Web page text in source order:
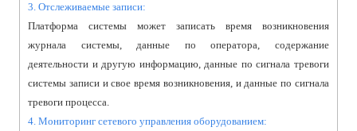
3. Отслеживаемые записи:
Платформа системы может записать время возникновения
журнала системы, данные по оператора, содержание
деятельности и другую информацию, данные по сигнала тревоги
системы записи и свое время возникновения, и данные по сигнала
тревоги процесса.
4. Мониторинг сетевого управления оборудованием: